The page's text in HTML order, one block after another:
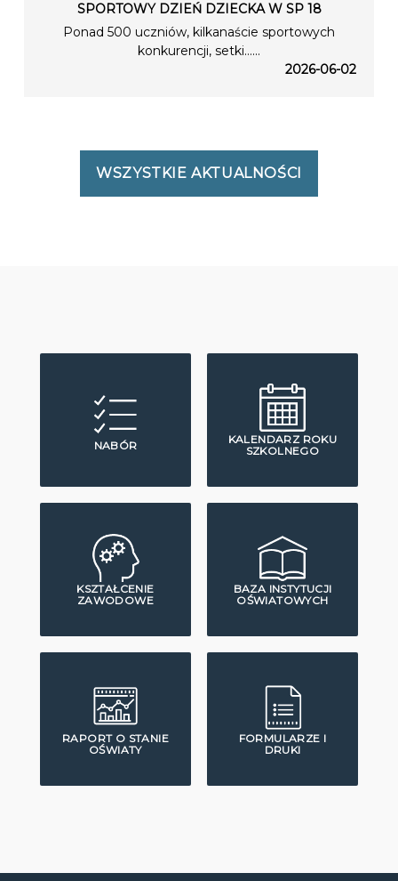
SPORTOWY DZIEŃ DZIECKA W SP 18
Ponad 500 uczniów, kilkanaście sportowych
konkurencji, setki…...
2026-06-02
WSZYSTKIE AKTUALNOŚCI
NABÓR
KALENDARZ ROKU
SZKOLNEGO
KSZTAŁCENIE
ZAWODOWE
BAZA INSTYTUCJI
OŚWIATOWYCH
RAPORT O STANIE
OŚWIATY
FORMULARZE I
DRUKI